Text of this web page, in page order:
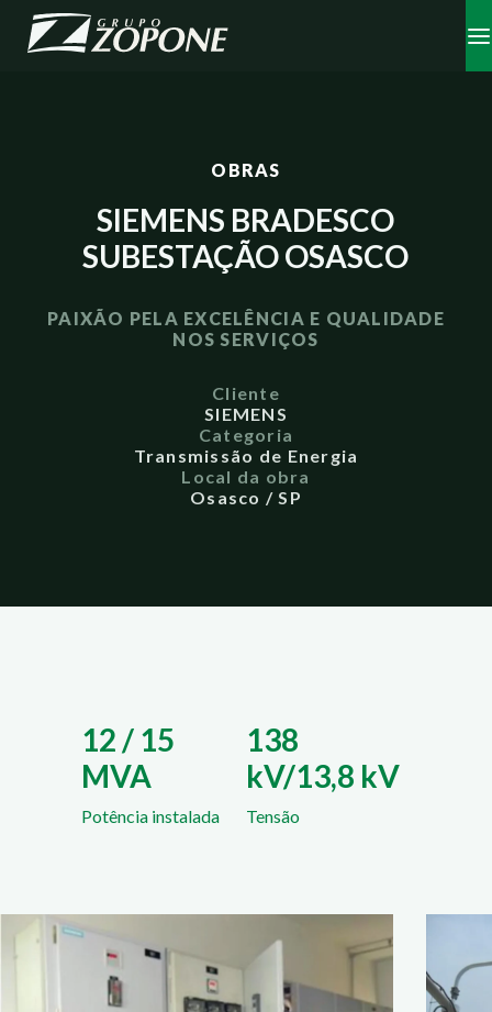
OBRAS
SIEMENS BRADESCO
SUBESTAÇÃO OSASCO
PAIXÃO PELA EXCELÊNCIA E QUALIDADE
NOS SERVIÇOS
Cliente
SIEMENS
Categoria
Transmissão de Energia
Local da obra
Osasco / SP
12 / 15
MVA
Potência instalada
138
kV/13,8 kV
Tensão